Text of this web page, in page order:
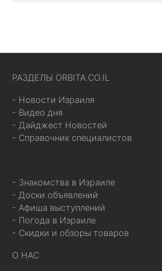
РАЗДЕЛЫ ORBITA.CO.IL
- Новости Израиля
- Видео дня
- Дайджест Новостей
- Справочник специалистов
- Знакомства в Израиле
- Доски объявлений
- Афиша выступлений
- Погода в Израиле
- Скидки и обзоры товаров
О НАС